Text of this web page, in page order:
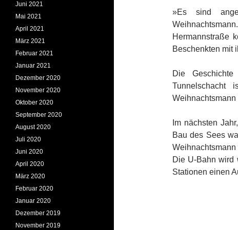
»Es sind
Hermannstraße
Beschenkten mit
Die
Tunnelschacht
Im nächsten
Bau des Sees
Die U-Bahn wird
Stationen einen
Juni 2021
Mai 2021
April 2021
März 2021
Februar 2021
Januar 2021
Dezember 2020
November 2020
Oktober 2020
September 2020
August 2020
Juli 2020
Juni 2020
April 2020
März 2020
Februar 2020
Januar 2020
Dezember 2019
November 2019